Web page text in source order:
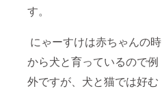
す。
にゃーすけは赤ちゃんの時
から犬と育っているので例
外ですが、犬と猫では好む